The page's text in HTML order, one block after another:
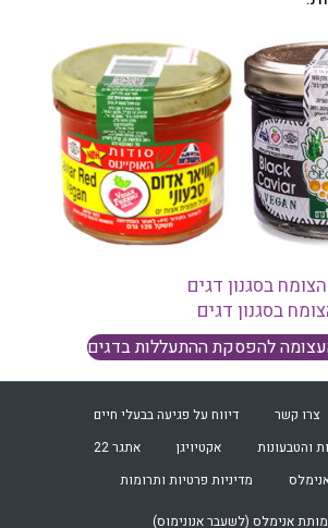
בסגנון דגים
בסגנון דגים
להפסקת ההתעללות בדגים
צרו קשר
דיווח על פגיעה בבעלי חיים
והטבעונות
אקטיויגן
אתגר 22
מדיניות פרטיות ותרומות
אנימלס (לשעבר אנונימוס)